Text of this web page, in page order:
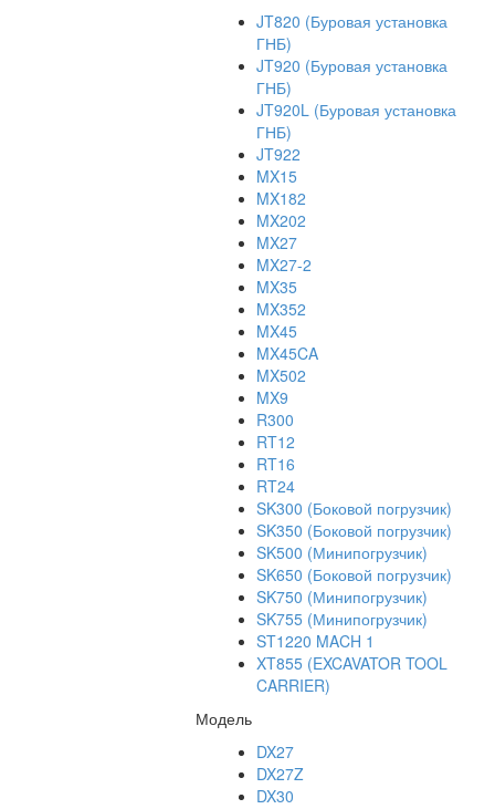
JT820 (Буровая установка
ГНБ)
JT920 (Буровая установка
ГНБ)
JT920L (Буровая установка
ГНБ)
JT922
MX15
MX182
MX202
MX27
MX27-2
MX35
MX352
MX45
MX45CA
MX502
MX9
R300
RT12
RT16
RT24
SK300 (Боковой погрузчик)
SK350 (Боковой погрузчик)
SK500 (Минипогрузчик)
SK650 (Боковой погрузчик)
SK750 (Минипогрузчик)
SK755 (Минипогрузчик)
ST1220 MACH 1
XT855 (EXCAVATOR TOOL
CARRIER)
Модель
DX27
DX27Z
DX30